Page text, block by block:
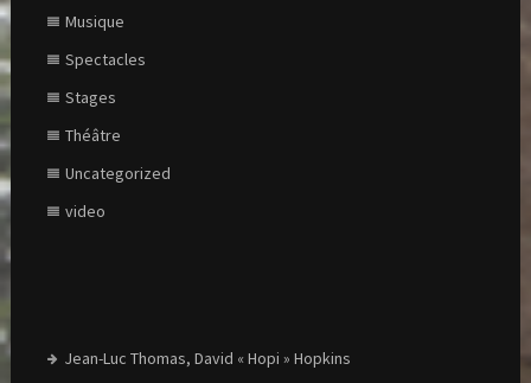
Musique
Spectacles
Stages
Théâtre
Uncategorized
video
Jean-Luc Thomas, David « Hopi » Hopkins